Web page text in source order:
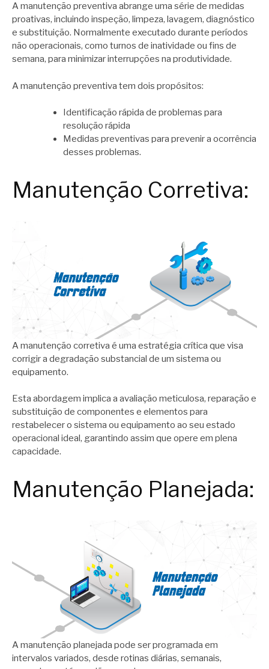
A manutenção preventiva abrange uma série de medidas
proativas, incluindo inspeção, limpeza, lavagem, diagnóstico
e substituição. Normalmente executado durante períodos
não operacionais, como turnos de inatividade ou fins de
semana, para minimizar interrupções na produtividade.
A manutenção preventiva tem dois propósitos:
Identificação rápida de problemas para
resolução rápida
Medidas preventivas para prevenir a ocorrência
desses problemas.
Manutenção Corretiva:
A manutenção corretiva é uma estratégia crítica que visa
corrigir a degradação substancial de um sistema ou
equipamento.
Esta abordagem implica a avaliação meticulosa, reparação e
substituição de componentes e elementos para
restabelecer o sistema ou equipamento ao seu estado
operacional ideal, garantindo assim que opere em plena
capacidade.
Manutenção Planejada:
A manutenção planejada pode ser programada em
intervalos variados, desde rotinas diárias, semanais,